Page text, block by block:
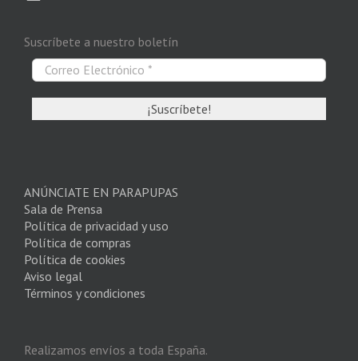
Suscríbete a nuestro boletín
ANÚNCIATE EN PARAPUPAS
Sala de Prensa
Política de privacidad y uso
Política de compras
Política de cookies
Aviso legal
Términos y condiciones
Realizamos envíos a toda España.